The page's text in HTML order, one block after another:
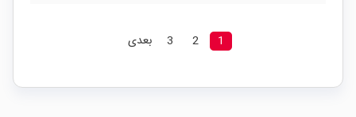
1
2
3 بعدی